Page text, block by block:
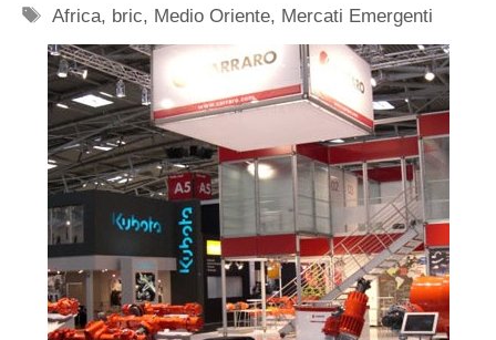
Tag
Africa, bric, Medio Oriente, Mercati Emergenti